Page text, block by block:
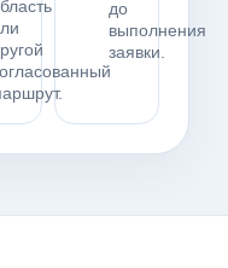
до
выполнения
заявки.